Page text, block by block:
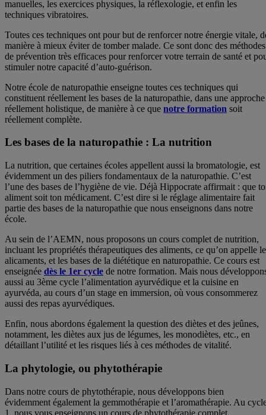
manuelles, les exercices physiques, la réflexologie, et enfin les
techniques vibratoires.
Toutes ces techniques ont pour but de renforcer notre énergie vitale,
manière à mieux éviter de tomber malade. Ce sont donc des méthodes
de prévention très efficaces pour renforcer votre terrain de santé et
stimuler notre capacité d’auto-guérison.
Notre école de naturopathie enseigne toutes ces techniques qui
constituent réellement les bases de la naturopathie, dans une approche
réellement holistique, de manière à ce que notre formation soit
réellement complète.
Les bases de la naturopathie : La nutrition
La nutrition, que certaines écoles appellent aussi la bromatologie, est
évidemment un des piliers fondamentaux de la naturopathie. C’est
l’une des bases de l’hygiène de vie. Déjà Hippocrate affirmait : que
aliment soit ton médicament. C’est dire si le réglage alimentaire fait
partie des bases de la naturopathie que nous enseignons dans notre
école.
Au sein de l’AEMN, nous proposons un cours complet de nutrition,
incluant les propriétés thérapeutiques des aliments, ce qu’on appelle
alicaments, et les bases de la diététique en naturopathie. Ce cours est
enseignée dès le 1er cycle de notre formation. Mais nous
aussi au 3ème cycle l’alimentation ayurvédique et la cuisine en
ayurvéda, au cours d’un stage en immersion, où vous consommerez
aussi des repas ayurvédiques.
Enfin, nous abordons également la question des diètes et des jeûnes,
notamment, les diètes aux jus de légumes, les monodiètes, etc., en
détaillant l’utilité et les risques liés à ces méthodes de vitalité.
La phytologie, ou phytothérapie
Dans notre cours de phytothérapie, nous développons bien
évidemment également la gemmothérapie et l’aromathérapie. Au
1, nous vous enseignons un cours de phytothérapie complet,